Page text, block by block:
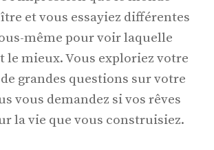
et vous essayiez différentes
même pour voir laquelle
le mieux. Vous exploriez votre
grandes questions sur votre
vous demandez si vos rêves
la vie que vous construisiez.